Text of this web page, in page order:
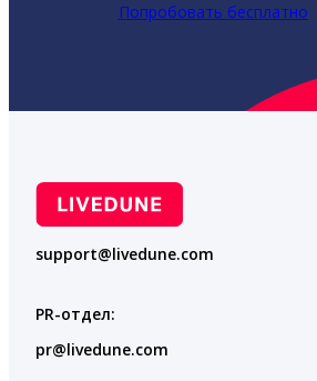
Попробовать бесплатно
support@livedune.com
PR-отдел:
pr@livedune.com